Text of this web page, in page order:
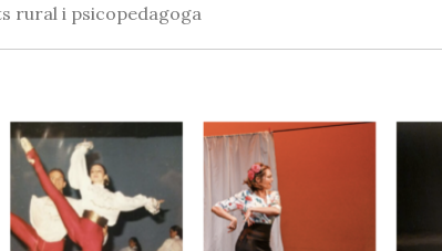
rural i psicopedagoga